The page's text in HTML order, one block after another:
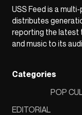
USS Feed is a
distributes
reporting the latest
and music to its
Categories
EDITORIAL
POP